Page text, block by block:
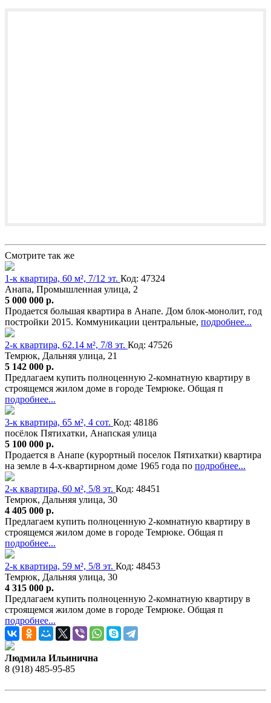
Смотрите так же
1-к квартира, 60 м², 7/12 эт. Код: 47324
Анапа, Промышленная улица, 2
5 000 000 р.
Продается большая квартира в Анапе. Дом блок-монолит, год
постройки 2015. Коммуникации центральные, подробнее...
2-к квартира, 62.14 м², 7/8 эт. Код: 47526
Темрюк, Дальняя улица, 21
5 142 000 р.
Предлагаем купить полноценную 2-комнатную квартиру в
строящемся жилом доме в городе Темрюке. Общая п
подробнее...
3-к квартира, 65 м², 4 сот. Код: 48186
посёлок Пятихатки, Анапская улица
5 100 000 р.
Продается в Анапе (курортный поселок Пятихатки) квартира
на земле в 4-х-квартирном доме 1965 года по подробнее...
2-к квартира, 60 м², 5/8 эт. Код: 48451
Темрюк, Дальняя улица, 30
4 405 000 р.
Предлагаем купить полноценную 2-комнатную квартиру в
строящемся жилом доме в городе Темрюке. Общая п
подробнее...
2-к квартира, 59 м², 5/8 эт. Код: 48453
Темрюк, Дальняя улица, 30
4 315 000 р.
Предлагаем купить полноценную 2-комнатную квартиру в
строящемся жилом доме в городе Темрюке. Общая п
подробнее...
Людмила Ильинична
8 (918) 485-95-85